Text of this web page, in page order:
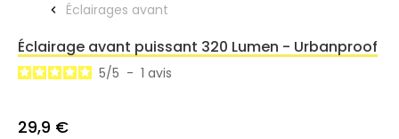
Éclairages avant
Éclairage avant puissant 320 Lumen - Urbanproof
5/5 - 1 avis
29,9 €